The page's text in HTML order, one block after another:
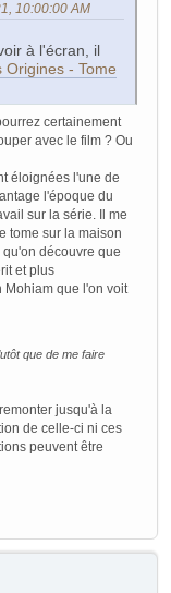
10:00:00 AM
à l'écran, il
Origines - Tome
certainement
avec le film ? Ou
éloignées l'une de
l'époque du
sur la série. Il me
tome sur la maison
découvre que
et plus
que l'on voit
que de me faire
jusqu'à la
de celle-ci ni ces
peuvent être